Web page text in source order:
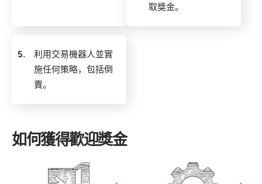
取獎金。
5.
利用交易機器人並實
施任何策略，包括倒
賣。
如何獲得歡迎獎金